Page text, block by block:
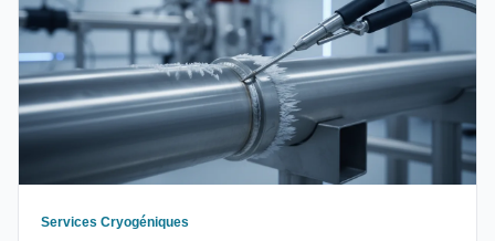
Services Cryogéniques